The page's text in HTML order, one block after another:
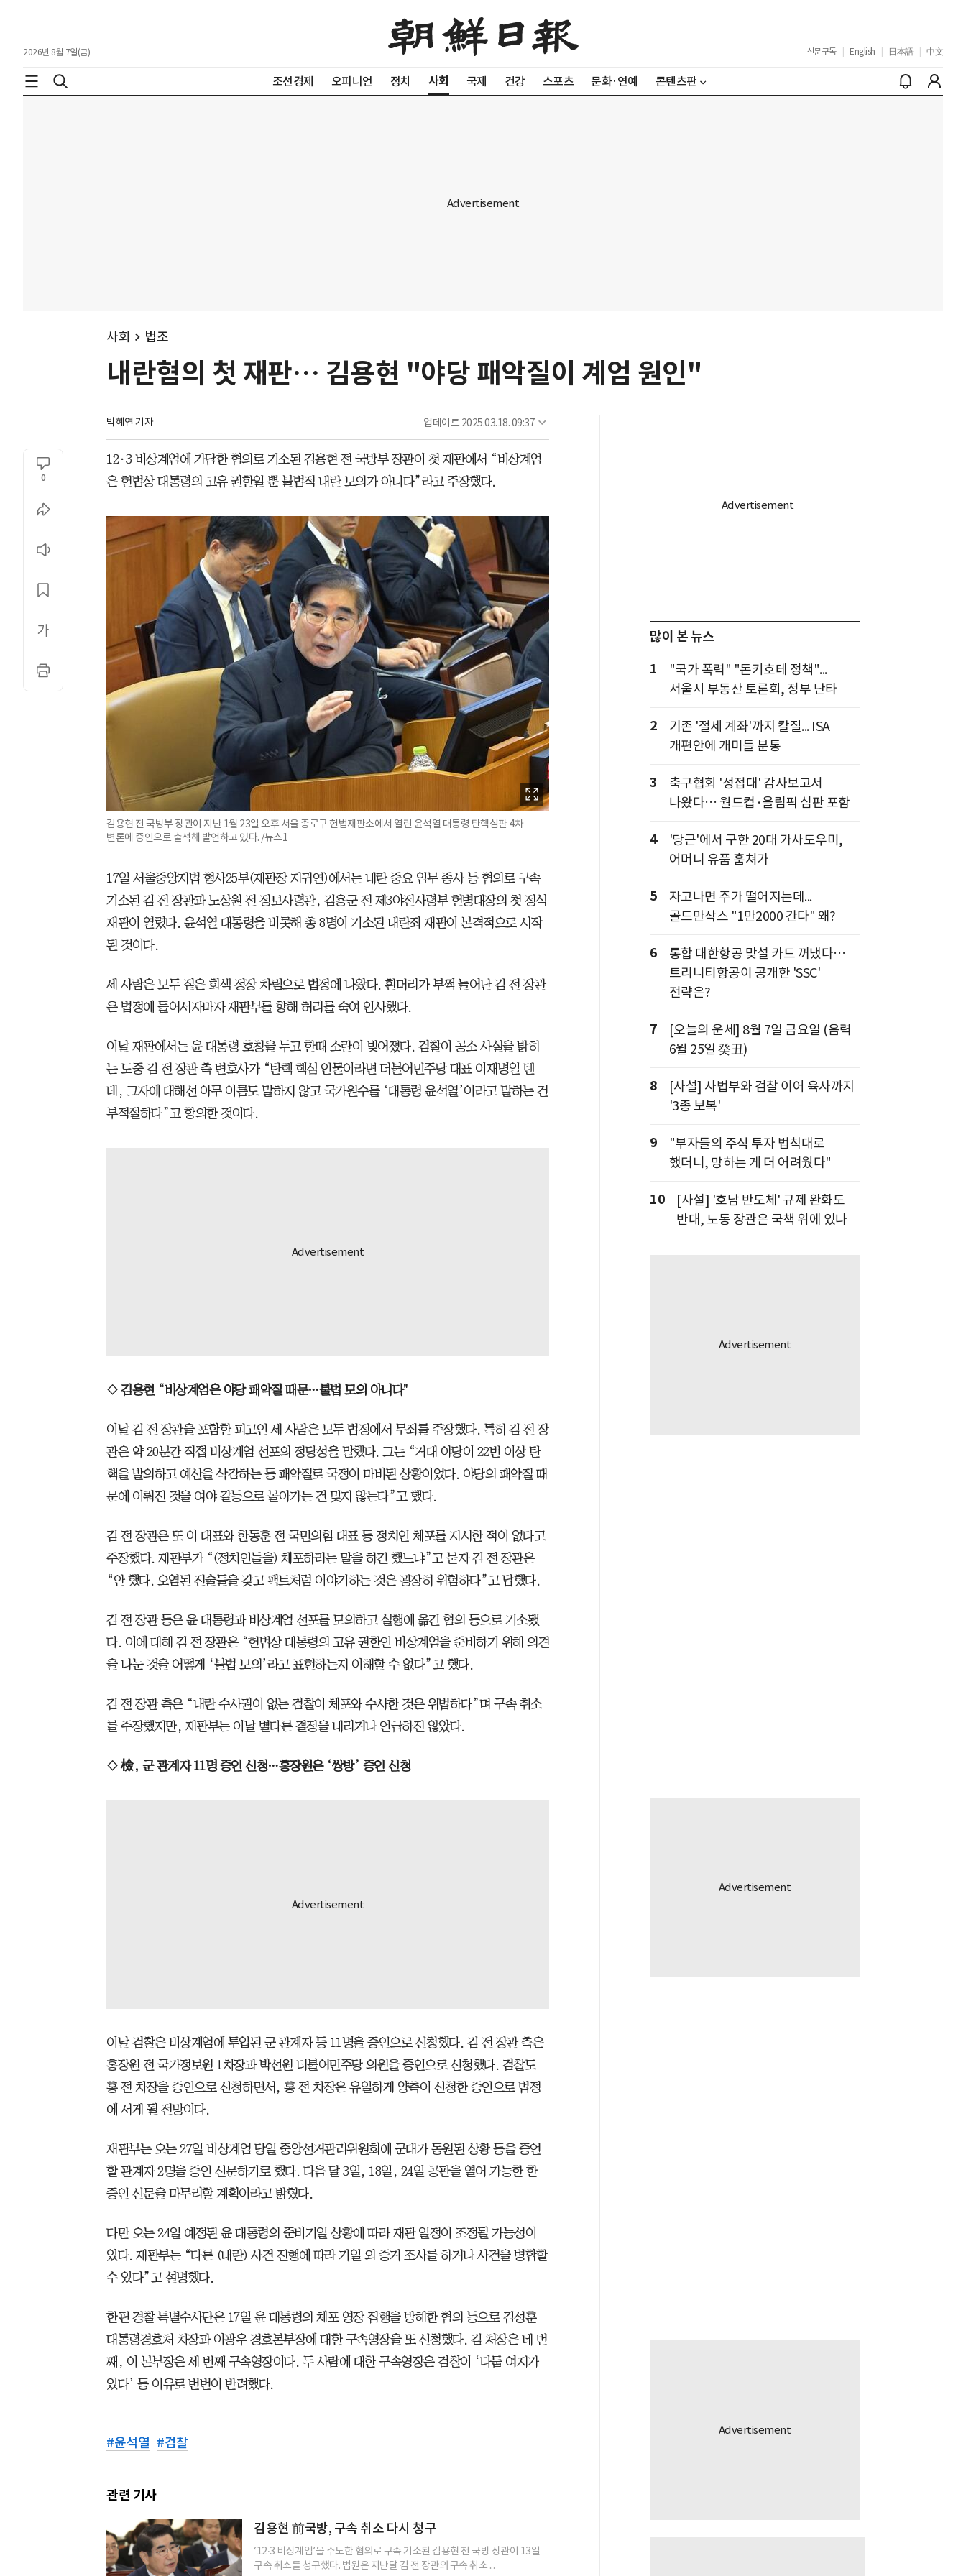
2026년 8월 7일(금) 신문구독 English 日本語 中文
조선경제 오피니언 정치 사회 국제 건강 스포츠 문화·연예 콘텐츠판
사회 법조
내란혐의 첫 재판… 김용현 "야당 패악질이 계엄 원인"
박혜연 기자 업데이트 2025.03.18. 09:37
0
12·3 비상계엄에 가담한 혐의로 기소된 김용현 전 국방부 장관이 첫 재판에서 “비상계엄
은 헌법상 대통령의 고유 권한일 뿐 불법적 내란 모의가 아니다”라고 주장했다.
김용현 전 국방부 장관이 지난 1월 23일 오후 서울 종로구 헌법재판소에서 열린 윤석열 대통령 탄핵심판 4차
변론에 증인으로 출석해 발언하고 있다. /뉴스1
17일 서울중앙지법 형사25부(재판장 지귀연)에서는 내란 중요 임무 종사 등 혐의로 구속
기소된 김 전 장관과 노상원 전 정보사령관, 김용군 전 제3야전사령부 헌병대장의 첫 정식
재판이 열렸다. 윤석열 대통령을 비롯해 총 8명이 기소된 내란죄 재판이 본격적으로 시작
된 것이다.
세 사람은 모두 짙은 회색 정장 차림으로 법정에 나왔다. 흰머리가 부쩍 늘어난 김 전 장관
은 법정에 들어서자마자 재판부를 향해 허리를 숙여 인사했다.
이날 재판에서는 윤 대통령 호칭을 두고 한때 소란이 빚어졌다. 검찰이 공소 사실을 밝히
는 도중 김 전 장관 측 변호사가 “탄핵 핵심 인물이라면 더불어민주당 대표 이재명일 텐
데, 그자에 대해선 아무 이름도 말하지 않고 국가원수를 ‘대통령 윤석열’이라고 말하는 건
부적절하다”고 항의한 것이다.
◇ 김용현 “비상계엄은 야당 패악질 때문…불법 모의 아니다"
이날 김 전 장관을 포함한 피고인 세 사람은 모두 법정에서 무죄를 주장했다. 특히 김 전 장
관은 약 20분간 직접 비상계엄 선포의 정당성을 말했다. 그는 “거대 야당이 22번 이상 탄
핵을 발의하고 예산을 삭감하는 등 패악질로 국정이 마비된 상황이었다. 야당의 패악질 때
문에 이뤄진 것을 여야 갈등으로 몰아가는 건 맞지 않는다”고 했다.
김 전 장관은 또 이 대표와 한동훈 전 국민의힘 대표 등 정치인 체포를 지시한 적이 없다고
주장했다. 재판부가 “(정치인들을) 체포하라는 말을 하긴 했느냐”고 묻자 김 전 장관은
“안 했다. 오염된 진술들을 갖고 팩트처럼 이야기하는 것은 굉장히 위험하다”고 답했다.
김 전 장관 등은 윤 대통령과 비상계엄 선포를 모의하고 실행에 옮긴 혐의 등으로 기소됐
다. 이에 대해 김 전 장관은 “헌법상 대통령의 고유 권한인 비상계엄을 준비하기 위해 의견
을 나눈 것을 어떻게 ‘불법 모의’라고 표현하는지 이해할 수 없다”고 했다.
김 전 장관 측은 “내란 수사권이 없는 검찰이 체포와 수사한 것은 위법하다”며 구속 취소
를 주장했지만, 재판부는 이날 별다른 결정을 내리거나 언급하진 않았다.
◇ 檢, 군 관계자 11명 증인 신청…홍장원은 ‘쌍방’ 증인 신청
이날 검찰은 비상계엄에 투입된 군 관계자 등 11명을 증인으로 신청했다. 김 전 장관 측은
홍장원 전 국가정보원 1차장과 박선원 더불어민주당 의원을 증인으로 신청했다. 검찰도
홍 전 차장을 증인으로 신청하면서, 홍 전 차장은 유일하게 양측이 신청한 증인으로 법정
에 서게 될 전망이다.
재판부는 오는 27일 비상계엄 당일 중앙선거관리위원회에 군대가 동원된 상황 등을 증언
할 관계자 2명을 증인 신문하기로 했다. 다음 달 3일, 18일, 24일 공판을 열어 가능한 한
증인 신문을 마무리할 계획이라고 밝혔다.
다만 오는 24일 예정된 윤 대통령의 준비기일 상황에 따라 재판 일정이 조정될 가능성이
있다. 재판부는 “다른 (내란) 사건 진행에 따라 기일 외 증거 조사를 하거나 사건을 병합할
수 있다”고 설명했다.
한편 경찰 특별수사단은 17일 윤 대통령의 체포 영장 집행을 방해한 혐의 등으로 김성훈
대통령경호처 차장과 이광우 경호본부장에 대한 구속영장을 또 신청했다. 김 처장은 네 번
째, 이 본부장은 세 번째 구속영장이다. 두 사람에 대한 구속영장은 검찰이 ‘다툼 여지가
있다’ 등 이유로 번번이 반려했다.
#윤석열 #검찰
관련 기사
김용현 前국방, 구속 취소 다시 청구
‘12‧3 비상계엄’을 주도한 혐의로 구속 기소된 김용현 전 국방 장관이 13일
구속 취소를 청구했다. 법원은 지난달 김 전 장관의 구속 취소 ...
많이 본 뉴스
1
"국가 폭력" "돈키호테 정책"...
서울시 부동산 토론회, 정부 난타
2
기존 '절세 계좌'까지 칼질... ISA
개편안에 개미들 분통
3
축구협회 '성접대' 감사보고서
나왔다… 월드컵·올림픽 심판 포함
4
'당근'에서 구한 20대 가사도우미,
어머니 유품 훔쳐가
5
자고나면 주가 떨어지는데...
골드만삭스 "1만2000 간다" 왜?
6
통합 대한항공 맞설 카드 꺼냈다…
트리니티항공이 공개한 'SSC'
전략은?
7
[오늘의 운세] 8월 7일 금요일 (음력
6월 25일 癸丑)
8
[사설] 사법부와 검찰 이어 육사까지
'3종 보복'
9
"부자들의 주식 투자 법칙대로
했더니, 망하는 게 더 어려웠다"
10
[사설] '호남 반도체' 규제 완화도
반대, 노동 장관은 국책 위에 있나